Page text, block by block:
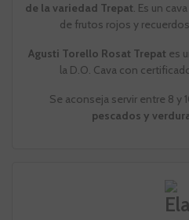
de la variedad Trepat. Es un
de frutos rojos y
Agusti Torello Rosat Trepat es
la D.O. Cava con
Se aconseja servir entre 8 y
pescados y